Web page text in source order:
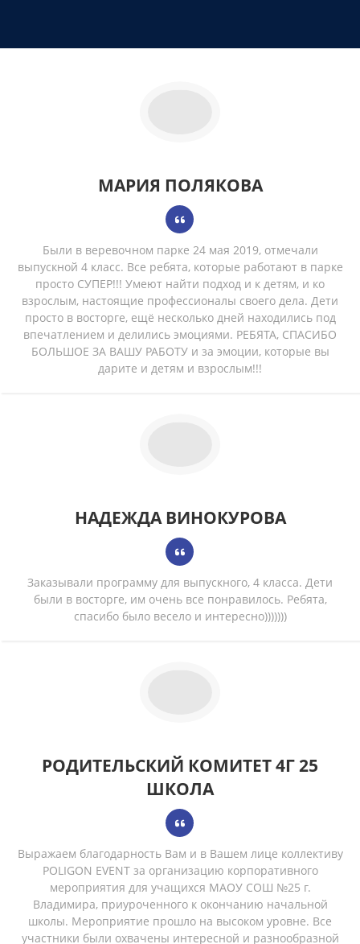
МАРИЯ ПОЛЯКОВА
Были в веревочном парке 24 мая 2019, отмечали
выпускной 4 класс. Все ребята, которые работают в парке
просто СУПЕР!!! Умеют найти подход и к детям, и ко
взрослым, настоящие профессионалы своего дела. Дети
просто в восторге, ещё несколько дней находились под
впечатлением и делились эмоциями. РЕБЯТА, СПАСИБО
БОЛЬШОЕ ЗА ВАШУ РАБОТУ и за эмоции, которые вы
дарите и детям и взрослым!!!
НАДЕЖДА ВИНОКУРОВА
Заказывали программу для выпускного, 4 класса. Дети
были в восторге, им очень все понравилось. Ребята,
спасибо было весело и интересно)))))))
РОДИТЕЛЬСКИЙ КОМИТЕТ 4Г 25
ШКОЛА
Выражаем благодарность Вам и в Вашем лице коллективу
POLIGON EVENT за организацию корпоративного
мероприятия для учащихся МАОУ СОШ №25 г.
Владимира, приуроченного к окончанию начальной
школы. Мероприятие прошло на высоком уровне. Все
участники были охвачены интересной и разнообразной